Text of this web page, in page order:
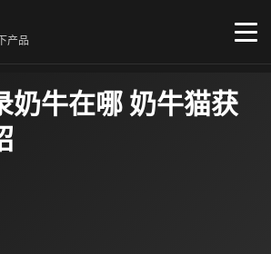
产品
奶牛在哪 奶牛猫获